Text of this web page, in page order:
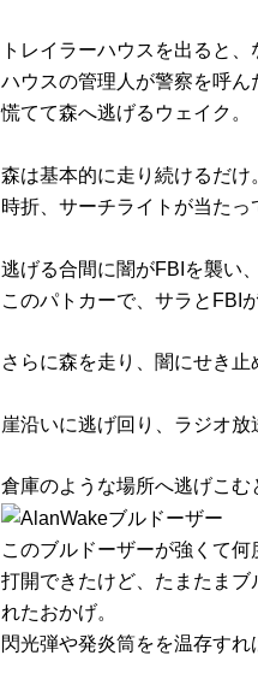
トレイラーハウスを出ると
ハウスの管理人が警察を呼ん
慌てて森へ逃げるウェイク。
森は基本的に走り続けるだけ
時折、サーチライトが当たっ
逃げる合間に闇がFBIを襲い
このパトカーで、サラとFBI
さらに森を走り、闇にせき止
崖沿いに逃げ回り、ラジオ放
倉庫のような場所へ逃げこむ
このブルドーザーが強くて何
打開できたけど、たまたま
れたおかげ。
閃光弾や発炎筒をを温存すれ